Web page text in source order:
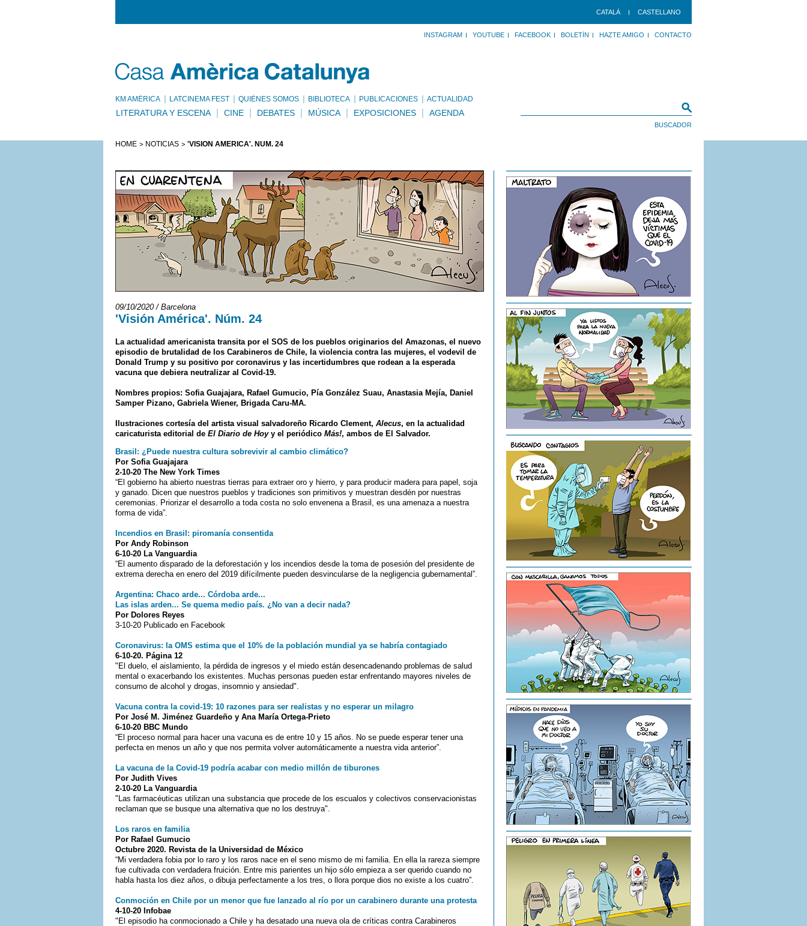
CATALÀ CASTELLANO
INSTAGRAM YOUTUBE FACEBOOK BOLETÍN HAZTE AMIGO CONTACTO
KM AMÈRICA LATCINEMA FEST QUIÉNES SOMOS BIBLIOTECA PUBLICACIONES ACTUALIDAD
LITERATURA Y ESCENA CINE DEBATES MÚSICA EXPOSICIONES AGENDA
HOME NOTICIAS 'VISIÓN AMÉRICA'. NÚM. 24
09/10/2020 / Barcelona
'Visión América'. Núm. 24
La actualidad americanista transita por el SOS de los pueblos originarios del Amazonas, el nuevo
episodio de brutalidad de los Carabineros de Chile, la violencia contra las mujeres, el vodevil de
Donald Trump y su positivo por coronavirus y las incertidumbres que rodean a la esperada
vacuna que debiera neutralizar al Covid-19.
Nombres propios: Sofia Guajajara, Rafael Gumucio, Pía González Suau, Anastasia Mejía, Daniel
Samper Pizano, Gabriela Wiener, Brigada Caru-MA.
Ilustraciones cortesía del artista visual salvadoreño Ricardo Clement, Alecus, en la actualidad
caricaturista editorial de El Diario de Hoyy el periódico Más!, ambos de El Salvador.
Brasil: ¿Puede nuestra cultura sobrevivir al cambio climático?
Por Sofia Guajajara
2-10-20 The New York Times
“El gobierno ha abierto nuestras tierras para extraer oro y hierro, y para producir madera para papel, soja
y ganado. Dicen que nuestros pueblos y tradiciones son primitivos y muestran desdén por nuestras
ceremonias. Priorizar el desarrollo a toda costa no solo envenena a Brasil, es una amenaza a nuestra
forma de vida”.
Incendios en Brasil: piromanía consentida
Por Andy Robinson
6-10-20 La Vanguardia
“El aumento disparado de la deforestación y los incendios desde la toma de posesión del presidente de
extrema derecha en enero del 2019 difícilmente pueden desvincularse de la negligencia gubernamental”.
Argentina: Chaco arde... Córdoba arde...
Las islas arden... Se quema medio país. ¿No van a decir nada?
Por Dolores Reyes
3-10-20 Publicado en Facebook
Coronavirus: la OMS estima que el 10% de la población mundial ya se habría contagiado
6-10-20. Página 12
"El duelo, el aislamiento, la pérdida de ingresos y el miedo están desencadenando problemas de salud
mental o exacerbando los existentes. Muchas personas pueden estar enfrentando mayores niveles de
consumo de alcohol y drogas, insomnio y ansiedad".
Vacuna contra la covid-19: 10 razones para ser realistas y no esperar un milagro
Por José M. Jiménez Guardeño y Ana María Ortega-Prieto
6-10-20 BBC Mundo
“El proceso normal para hacer una vacuna es de entre 10 y 15 años. No se puede esperar tener una
perfecta en menos un año y que nos permita volver automáticamente a nuestra vida anterior”.
La vacuna de la Covid-19 podría acabar con medio millón de tiburones
Por Judith Vives
2-10-20 La Vanguardia
"Las farmacéuticas utilizan una substancia que procede de los escualos y colectivos conservacionistas
reclaman que se busque una alternativa que no los destruya".
Los raros en familia
Por Rafael Gumucio
Octubre 2020. Revista de la Universidad de México
“Mi verdadera fobia por lo raro y los raros nace en el seno mismo de mi familia. En ella la rareza siempre
fue cultivada con verdadera fruición. Entre mis parientes un hijo sólo empieza a ser querido cuando no
habla hasta los diez años, o dibuja perfectamente a los tres, o llora porque dios no existe a los cuatro”.
Conmoción en Chile por un menor que fue lanzado al río por un carabinero durante una protesta
4-10-20 Infobae
"El episodio ha conmocionado a Chile y ha desatado una nueva ola de críticas contra Carabineros